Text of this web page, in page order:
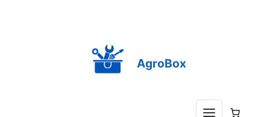
AgroBox